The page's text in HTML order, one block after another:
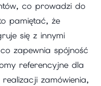
co prowadzi do
pamiętać, że
się z innymi
zapewnia spójność
referencyjne dla
zamówienia,